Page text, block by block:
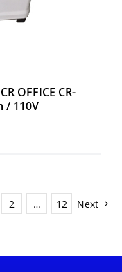
OFFICE CR-
/ 110V
2 … 12 Next